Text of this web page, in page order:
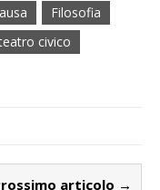
Filosofia
civico
articolo →